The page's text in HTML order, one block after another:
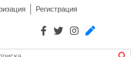
Регистрация